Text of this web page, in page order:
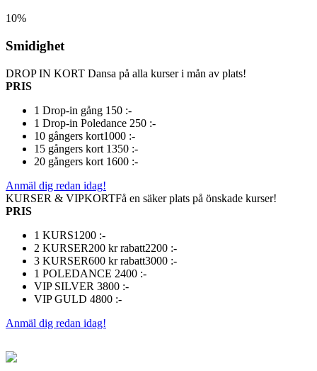
10%
Smidighet
DROP IN KORT Dansa på alla kurser i mån av plats!
PRIS
1 Drop-in gång 150 :-
1 Drop-in Poledance 250 :-
10 gångers kort1000 :-
15 gångers kort 1350 :-
20 gångers kort 1600 :-
Anmäl dig redan idag!
KURSER & VIPKORTFå en säker plats på önskade kurser!
PRIS
1 KURS1200 :-
2 KURSER200 kr rabatt2200 :-
3 KURSER600 kr rabatt3000 :-
1 POLEDANCE 2400 :-
VIP SILVER 3800 :-
VIP GULD 4800 :-
Anmäl dig redan idag!